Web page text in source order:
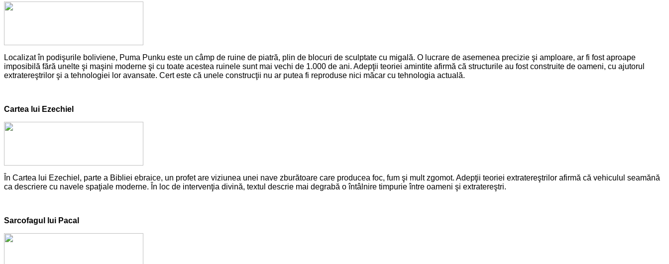
Localizat în podişurile boliviene, Puma Punku este un câmp de ruine de piatră, plin de blocuri de sculptate cu migală. O lucrare de asemenea precizie şi amploare, ar fi fost aproape
imposibilă fără unelte şi maşini moderne şi cu toate acestea ruinele sunt mai vechi de 1.000 de ani. Adepţii teoriei amintite afirmă că structurile au fost construite de oameni, cu ajutorul
extratereştrilor şi a tehnologiei lor avansate. Cert este că unele construcţii nu ar putea fi reproduse nici măcar cu tehnologia actuală.
Cartea lui Ezechiel
În Cartea lui Ezechiel, parte a Bibliei ebraice, un profet are viziunea unei nave zburătoare care producea foc, fum şi mult zgomot. Adepţii teoriei extratereştrilor afirmă că vehiculul seamănă
ca descriere cu navele spaţiale moderne. În loc de intervenţia divină, textul descrie mai degrabă o întâlnire timpurie între oameni şi extratereştri.
Sarcofagul lui Pacal